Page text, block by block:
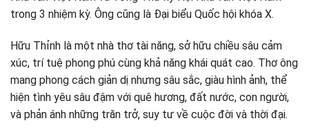
trong 3 nhiệm kỳ. Ông cũng là Đại biểu Quốc hội khóa X.
Hữu Thỉnh là một nhà thơ tài năng, sở hữu chiều sâu cảm
xúc, trí tuệ phong phú cùng khả năng khái quát cao. Thơ ông
mang phong cách giản dị nhưng sâu sắc, giàu hình ảnh, thể
hiện tình yêu sâu đậm với quê hương, đất nước, con người,
và phản ánh những trăn trở, suy tư về cuộc đời và thời đại.